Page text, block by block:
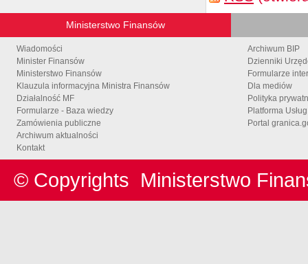
Ministerstwo Finansów
Wiadomości
Minister Finansów
Ministerstwo Finansów
Klauzula informacyjna Ministra Finansów
Działalność MF
Formularze - Baza wiedzy
Zamówienia publiczne
Archiwum aktualności
Kontakt
Archiwum BIP
Dzienniki
Formularze
Dla mediów
Polityka
Platforma
Portal
© Copyrights Ministerstwo